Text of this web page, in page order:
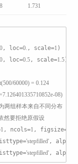
1.731
, loc=0. , scale=1 )
, loc=0.5, scale=1.5)
60000) = 0.124
08)
两组样本来自不同分布
然要拒绝原假设
1 , ncols=1 , figsize=(
'stepfilled', alpha=
'stepfilled', alpha=